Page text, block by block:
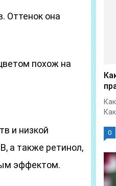
Оттенок она
похож на
и низкой
а также ретинол,
эффектом.
0